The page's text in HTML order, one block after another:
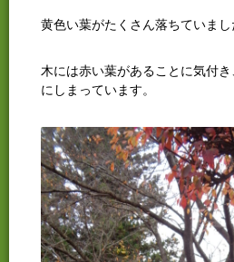
黄色い葉がたくさん落ちていまし
木には赤い葉があることに気付
にしまっています。